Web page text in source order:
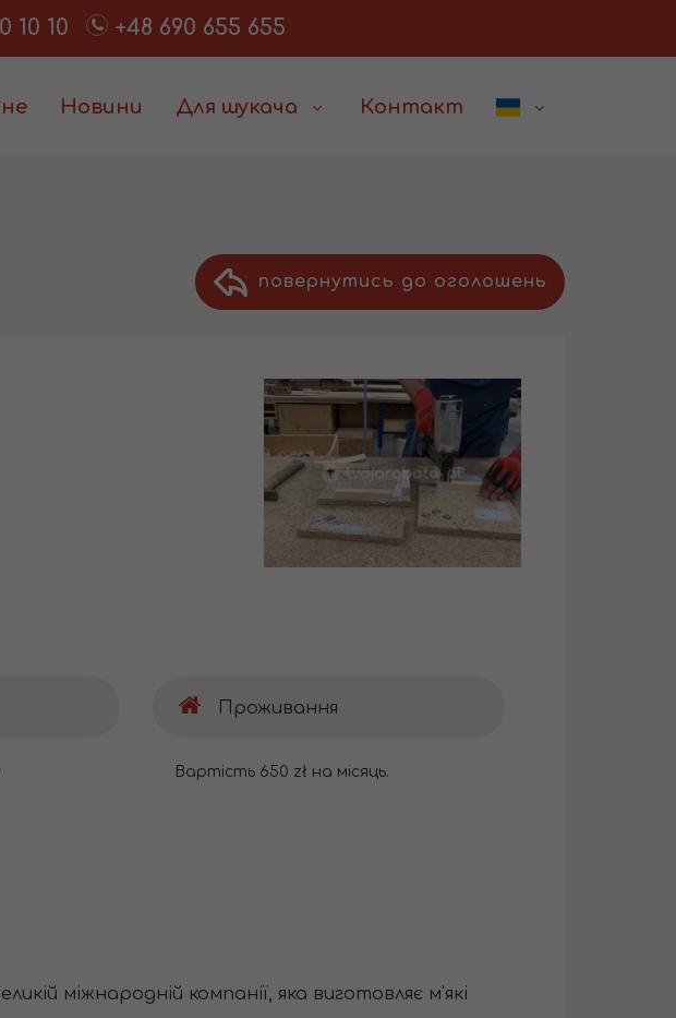
10 10 +48 690 655 655
Новини Для шукача Контакт
повернутись до оголошень
Проживання
Вартість 650 zł на місяць.
міжнародній компанії, яка виготовляє м'які